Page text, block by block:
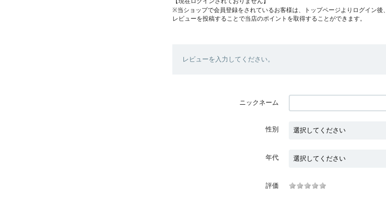
※当ショップで会員登録をされているお客様は、トップページよりログイン後、
レビューを投稿することで当店のポイントを取得することができます。
レビューを入力してください。
ニックネーム
性別
年代
評価